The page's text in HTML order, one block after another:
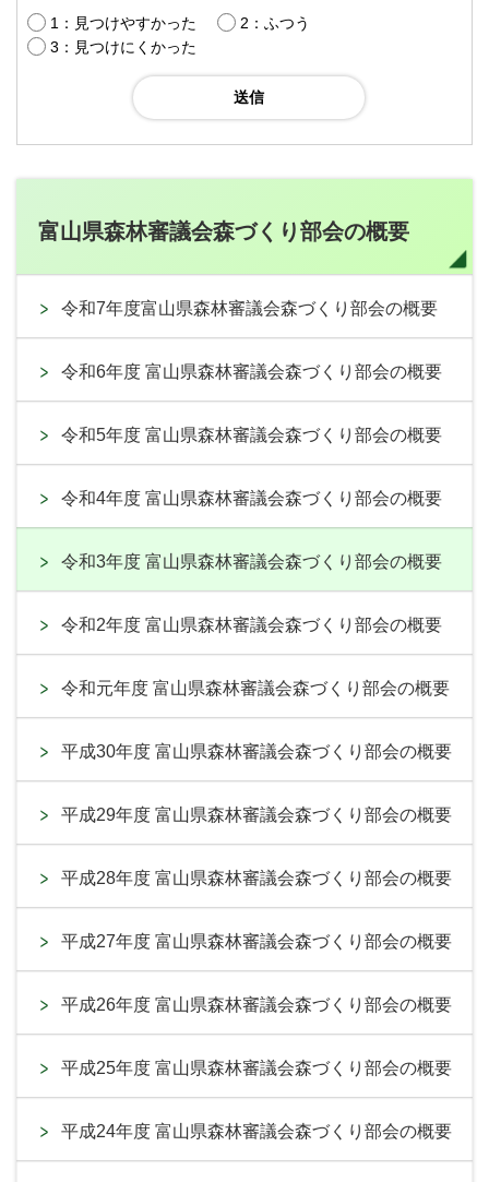
1：見つけやすかった
2：ふつう
3：見つけにくかった
富山県森林審議会森づくり部会の概要
令和7年度富山県森林審議会森づくり部会の概要
令和6年度 富山県森林審議会森づくり部会の概要
令和5年度 富山県森林審議会森づくり部会の概要
令和4年度 富山県森林審議会森づくり部会の概要
令和3年度 富山県森林審議会森づくり部会の概要
令和2年度 富山県森林審議会森づくり部会の概要
令和元年度 富山県森林審議会森づくり部会の概要
平成30年度 富山県森林審議会森づくり部会の概要
平成29年度 富山県森林審議会森づくり部会の概要
平成28年度 富山県森林審議会森づくり部会の概要
平成27年度 富山県森林審議会森づくり部会の概要
平成26年度 富山県森林審議会森づくり部会の概要
平成25年度 富山県森林審議会森づくり部会の概要
平成24年度 富山県森林審議会森づくり部会の概要